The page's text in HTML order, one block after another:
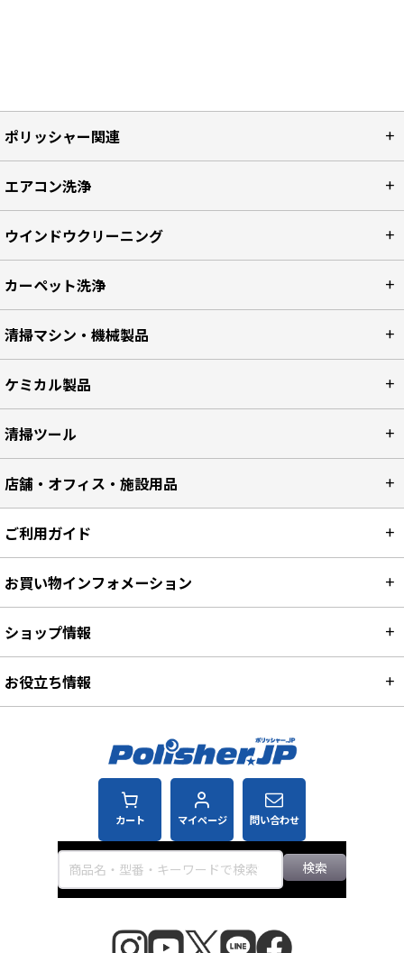
ポリッシャー関連
エアコン洗浄
ウインドウクリーニング
カーペット洗浄
清掃マシン・機械製品
ケミカル製品
清掃ツール
店舗・オフィス・施設用品
カート マイページ 問い合わせ
検索
ご利用ガイド
お買い物インフォメーション
ショップ情報
お役立ち情報